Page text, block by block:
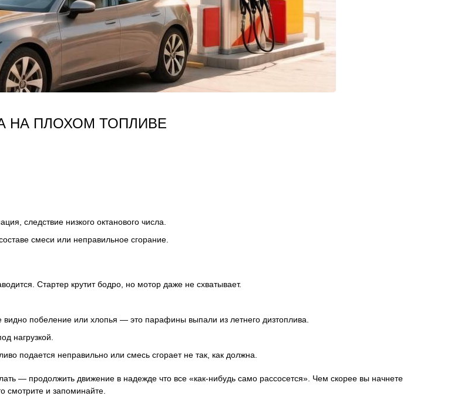
НА ПЛОХОМ ТОПЛИВЕ
следствие низкого октанового числа.
смеси или неправильное сгорание.
Стартер крутит бодро, но мотор даже не схватывает.
побеление или хлопья — это парафины выпали из летнего дизтоплива.
нагрузкой.
подается неправильно или смесь сгорает не так, как должна.
— продолжить движение в надежде что все «как-нибудь само рассосется». Чем скорее вы начнете
смотрите и запоминайте.